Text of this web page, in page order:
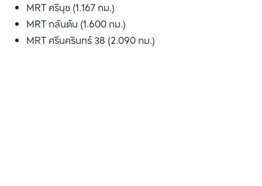
MRT ศรีนุช (1.167 กม.)
MRT กลันตัน (1.600 กม.)
MRT ศรีนครินทร์ 38 (2.090 กม.)